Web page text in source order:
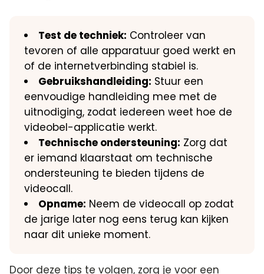
Test de techniek: Controleer van
tevoren of alle apparatuur goed werkt en
of de internetverbinding stabiel is.​
Gebruikshandleiding: Stuur een
eenvoudige handleiding mee met de
uitnodiging, zodat iedereen weet hoe de
videobel-applicatie werkt.​
Technische ondersteuning: Zorg dat
er iemand klaarstaat om technische
ondersteuning te bieden tijdens de
videocall.​
Opname: Neem de videocall op zodat
de jarige later nog eens terug kan kijken
naar dit unieke moment.​
Door deze tips te volgen, zorg je voor een